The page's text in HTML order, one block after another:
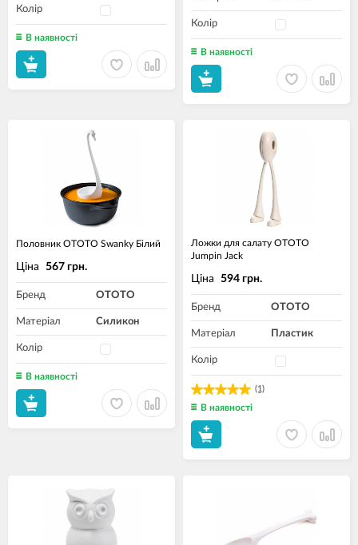
Колір
В наявності
Колір
В наявності
Половник OTOTO Swanky Білий
Ціна 567 грн.
Бренд OTOTO
Матеріал Силикон
Колір
В наявності
Ложки для салату OTOTO
Jumpin Jack
(1)
Ціна 594 грн.
Бренд OTOTO
Матеріал Пластик
Колір
В наявності